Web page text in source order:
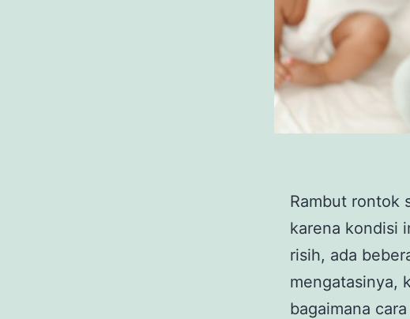
Rambut rontok
karena kondisi
risih, ada
mengatasinya,
bagaimana